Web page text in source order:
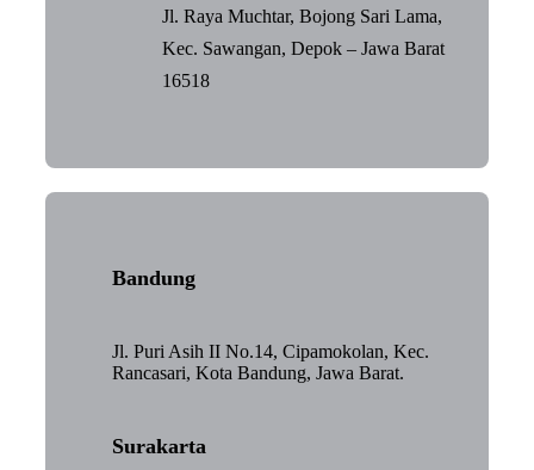
Jl. Raya Muchtar, Bojong Sari Lama,
Kec. Sawangan, Depok – Jawa Barat
16518
Bandung
Jl. Puri Asih II No.14, Cipamokolan, Kec.
Rancasari, Kota Bandung, Jawa Barat.
Surakarta